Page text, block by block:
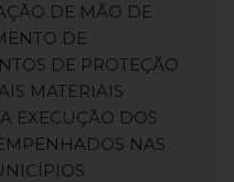
DE MÃO DE
DE
DE PROTEÇÃO
MATERIAIS
EXECUÇÃO DOS
NAS